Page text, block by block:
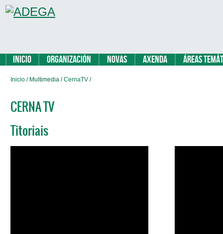
Inicio Organización Novas Axenda Áreas
Inicio / Multimedia /CernaTV /
CERNA TV
Titoriais